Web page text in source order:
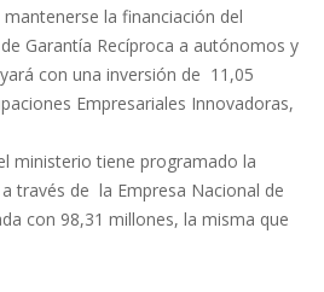
mantenerse la financiación del
Garantía Recíproca a autónomos y
con una inversión de 11,05
Empresariales Innovadoras,
ministerio tiene programado la
través de la Empresa Nacional de
con 98,31 millones, la misma que